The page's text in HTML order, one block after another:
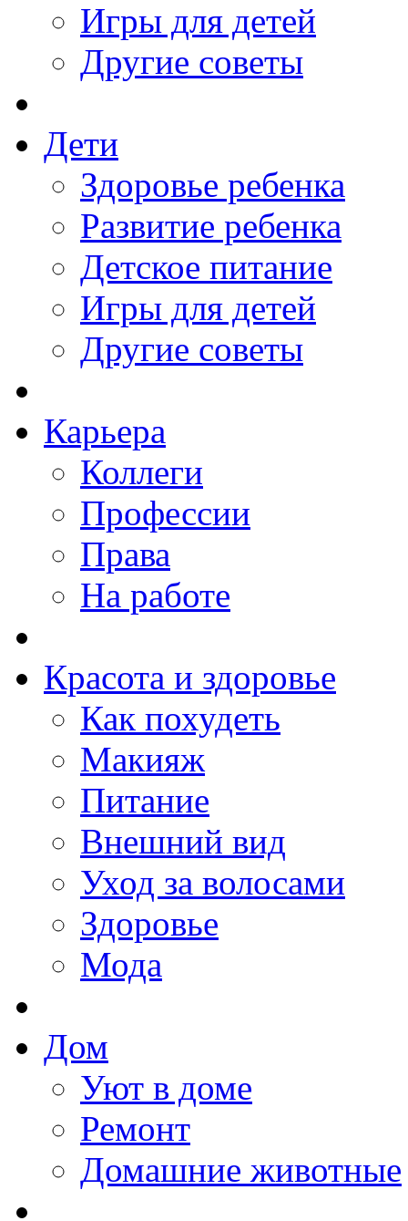
Игры для детей
Другие советы
Дети
Здоровье ребенка
Развитие ребенка
Детское питание
Игры для детей
Другие советы
Карьера
Коллеги
Профессии
Права
На работе
Красота и здоровье
Как похудеть
Макияж
Питание
Внешний вид
Уход за волосами
Здоровье
Мода
Дом
Уют в доме
Ремонт
Домашние животные